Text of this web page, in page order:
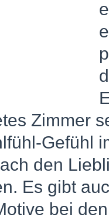
Zimmer
Gefühl
den
Es gibt
bei